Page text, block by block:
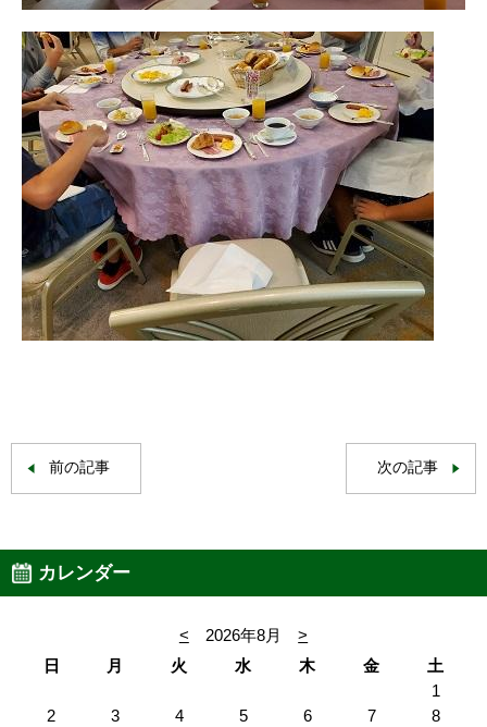
前の記事 次の記事
カレンダー
< 2026年8月
>
日
月 火 水 木 金
土
1
2
3 4 5 6 7
8